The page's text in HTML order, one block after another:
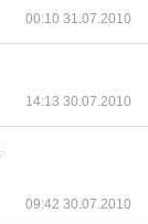
00:10 31.07.2010
14:13 30.07.2010
09:42 30.07.2010